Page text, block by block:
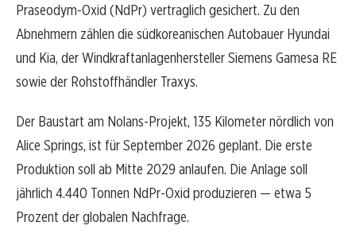
Praseodym-Oxid (NdPr) vertraglich gesichert. Zu den
Abnehmern zählen die südkoreanischen Autobauer Hyundai
und Kia, der Windkraftanlagenhersteller Siemens Gamesa RE
sowie der Rohstoffhändler Traxys.
Der Baustart am Nolans-Projekt, 135 Kilometer nördlich von
Alice Springs, ist für September 2026 geplant. Die erste
Produktion soll ab Mitte 2029 anlaufen. Die Anlage soll
jährlich 4.440 Tonnen NdPr-Oxid produzieren — etwa 5
Prozent der globalen Nachfrage.